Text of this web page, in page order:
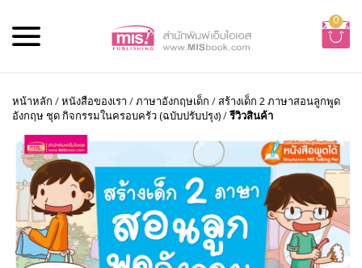
0
หน้าหลัก /หนังสือของเรา /ภาษาอังกฤษเด็ก /สร้างเด็ก 2 ภาษาสอนลูกพูด
อังกฤษ ชุด กิจกรรมในครอบครัว (ฉบับปรับปรุง)/รีวิวสินค้า